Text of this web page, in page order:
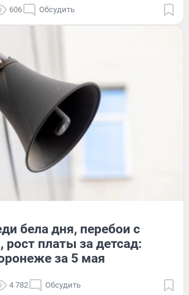
606 Обсудить
бела дня, перебои с
рост платы за детсад:
за 5 мая
4 782 Обсудить